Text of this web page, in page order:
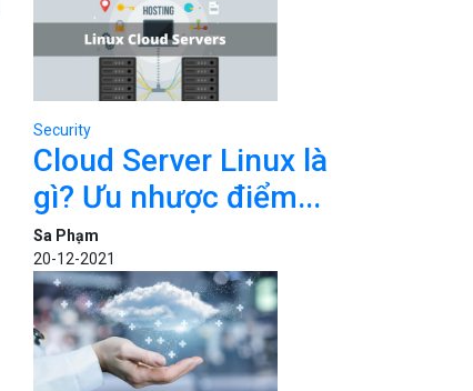
Security
Cloud Server Linux là
gì? Ưu nhược điểm...
Sa Phạm
20-12-2021